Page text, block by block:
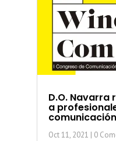
D.O. Navarra
a
Oct 11, 2021 | 0